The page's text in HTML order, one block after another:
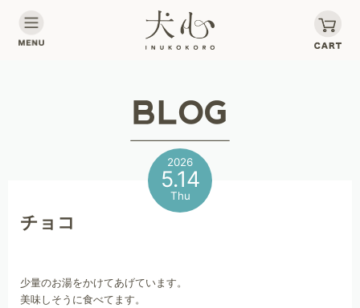
2026
5.14
Thu
チョコ
少量のお湯をかけてあげています。
美味しそうに食べてます。